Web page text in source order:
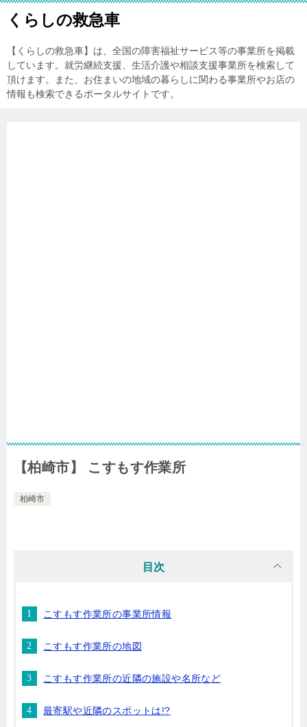
くらしの救急車
【くらしの救急車】は、全国の障害福祉サービス等の事業所を掲載
しています。就労継続支援、生活介護や相談支援事業所を検索して
頂けます。また、お住まいの地域の暮らしに関わる事業所やお店の
情報も検索できるポータルサイトです。
【柏崎市】 こすもす作業所
柏崎市
目次
こすもす作業所の事業所情報
こすもす作業所の地図
こすもす作業所の近隣の施設や名所など
最寄駅や近隣のスポットは!?